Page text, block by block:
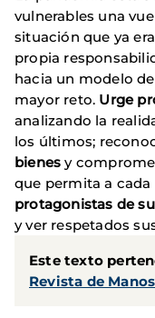
vulnerables una
situación que ya
propia
hacia un modelo
mayor reto. Urge
analizando la
los últimos;
bienes y
que permita a
protagonistas de
y ver respetados
Este texto
Revista de